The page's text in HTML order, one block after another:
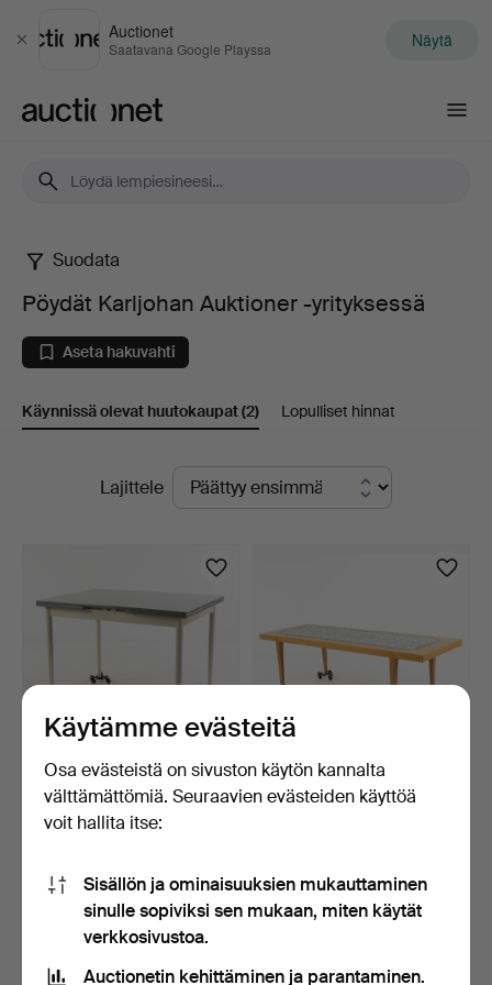
Sulje
Auctionet
Saatavana Google Playssa Näytä
Pöydät
Karljohan
Auktioner
yrityksessä
Suodata
Pöydät Karljohan Auktioner -yrityksessä
Aseta hakuvahti
Käynnissä olevat huutokaupat(2) Lopulliset hinnat
KäynnissäLajittele
RUOKAPÖYTÄ. "Virvarr",
Edsbyverken.
8 päivää
22 USD
SEVERIN HANSEN.
sohvapöytä, Haslev
22 USD
Aseta hakuvahti
Käytämme evästeitä
Osa evästeistä on sivuston käytön kannalta
välttämättömiä. Seuraavien evästeiden käyttöä
voit hallita itse:
Sisällön ja ominaisuuksien mukauttaminen
sinulle sopiviksi sen mukaan, miten käytät
verkkosivustoa.
Auctionetin kehittäminen ja parantaminen.